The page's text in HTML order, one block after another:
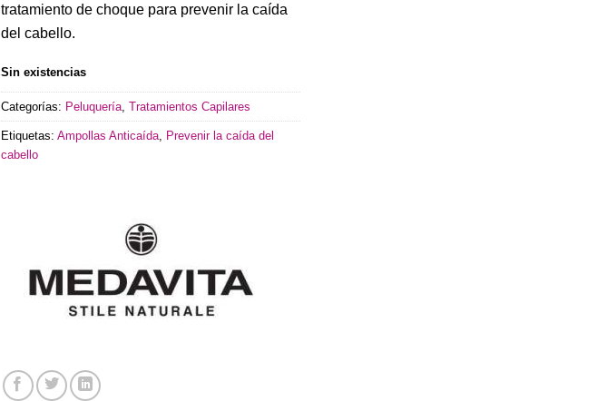
tratamiento de choque para prevenir la caída
del cabello.
Sin existencias
Categorías: Peluquería Tratamientos Capilares
Etiquetas: Ampollas Anticaída
Prevenir la caída del
cabello